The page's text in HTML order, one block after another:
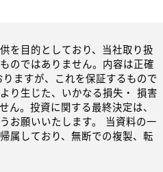
を目的としており、当社取り扱
のではありません。内容は正確
ますが、これを保証するもので
り生じた、いかなる損失・ 損害
ん。投資に関する最終決定は、
お願いいたします。 当資料の一
属しており、無断での複製、転